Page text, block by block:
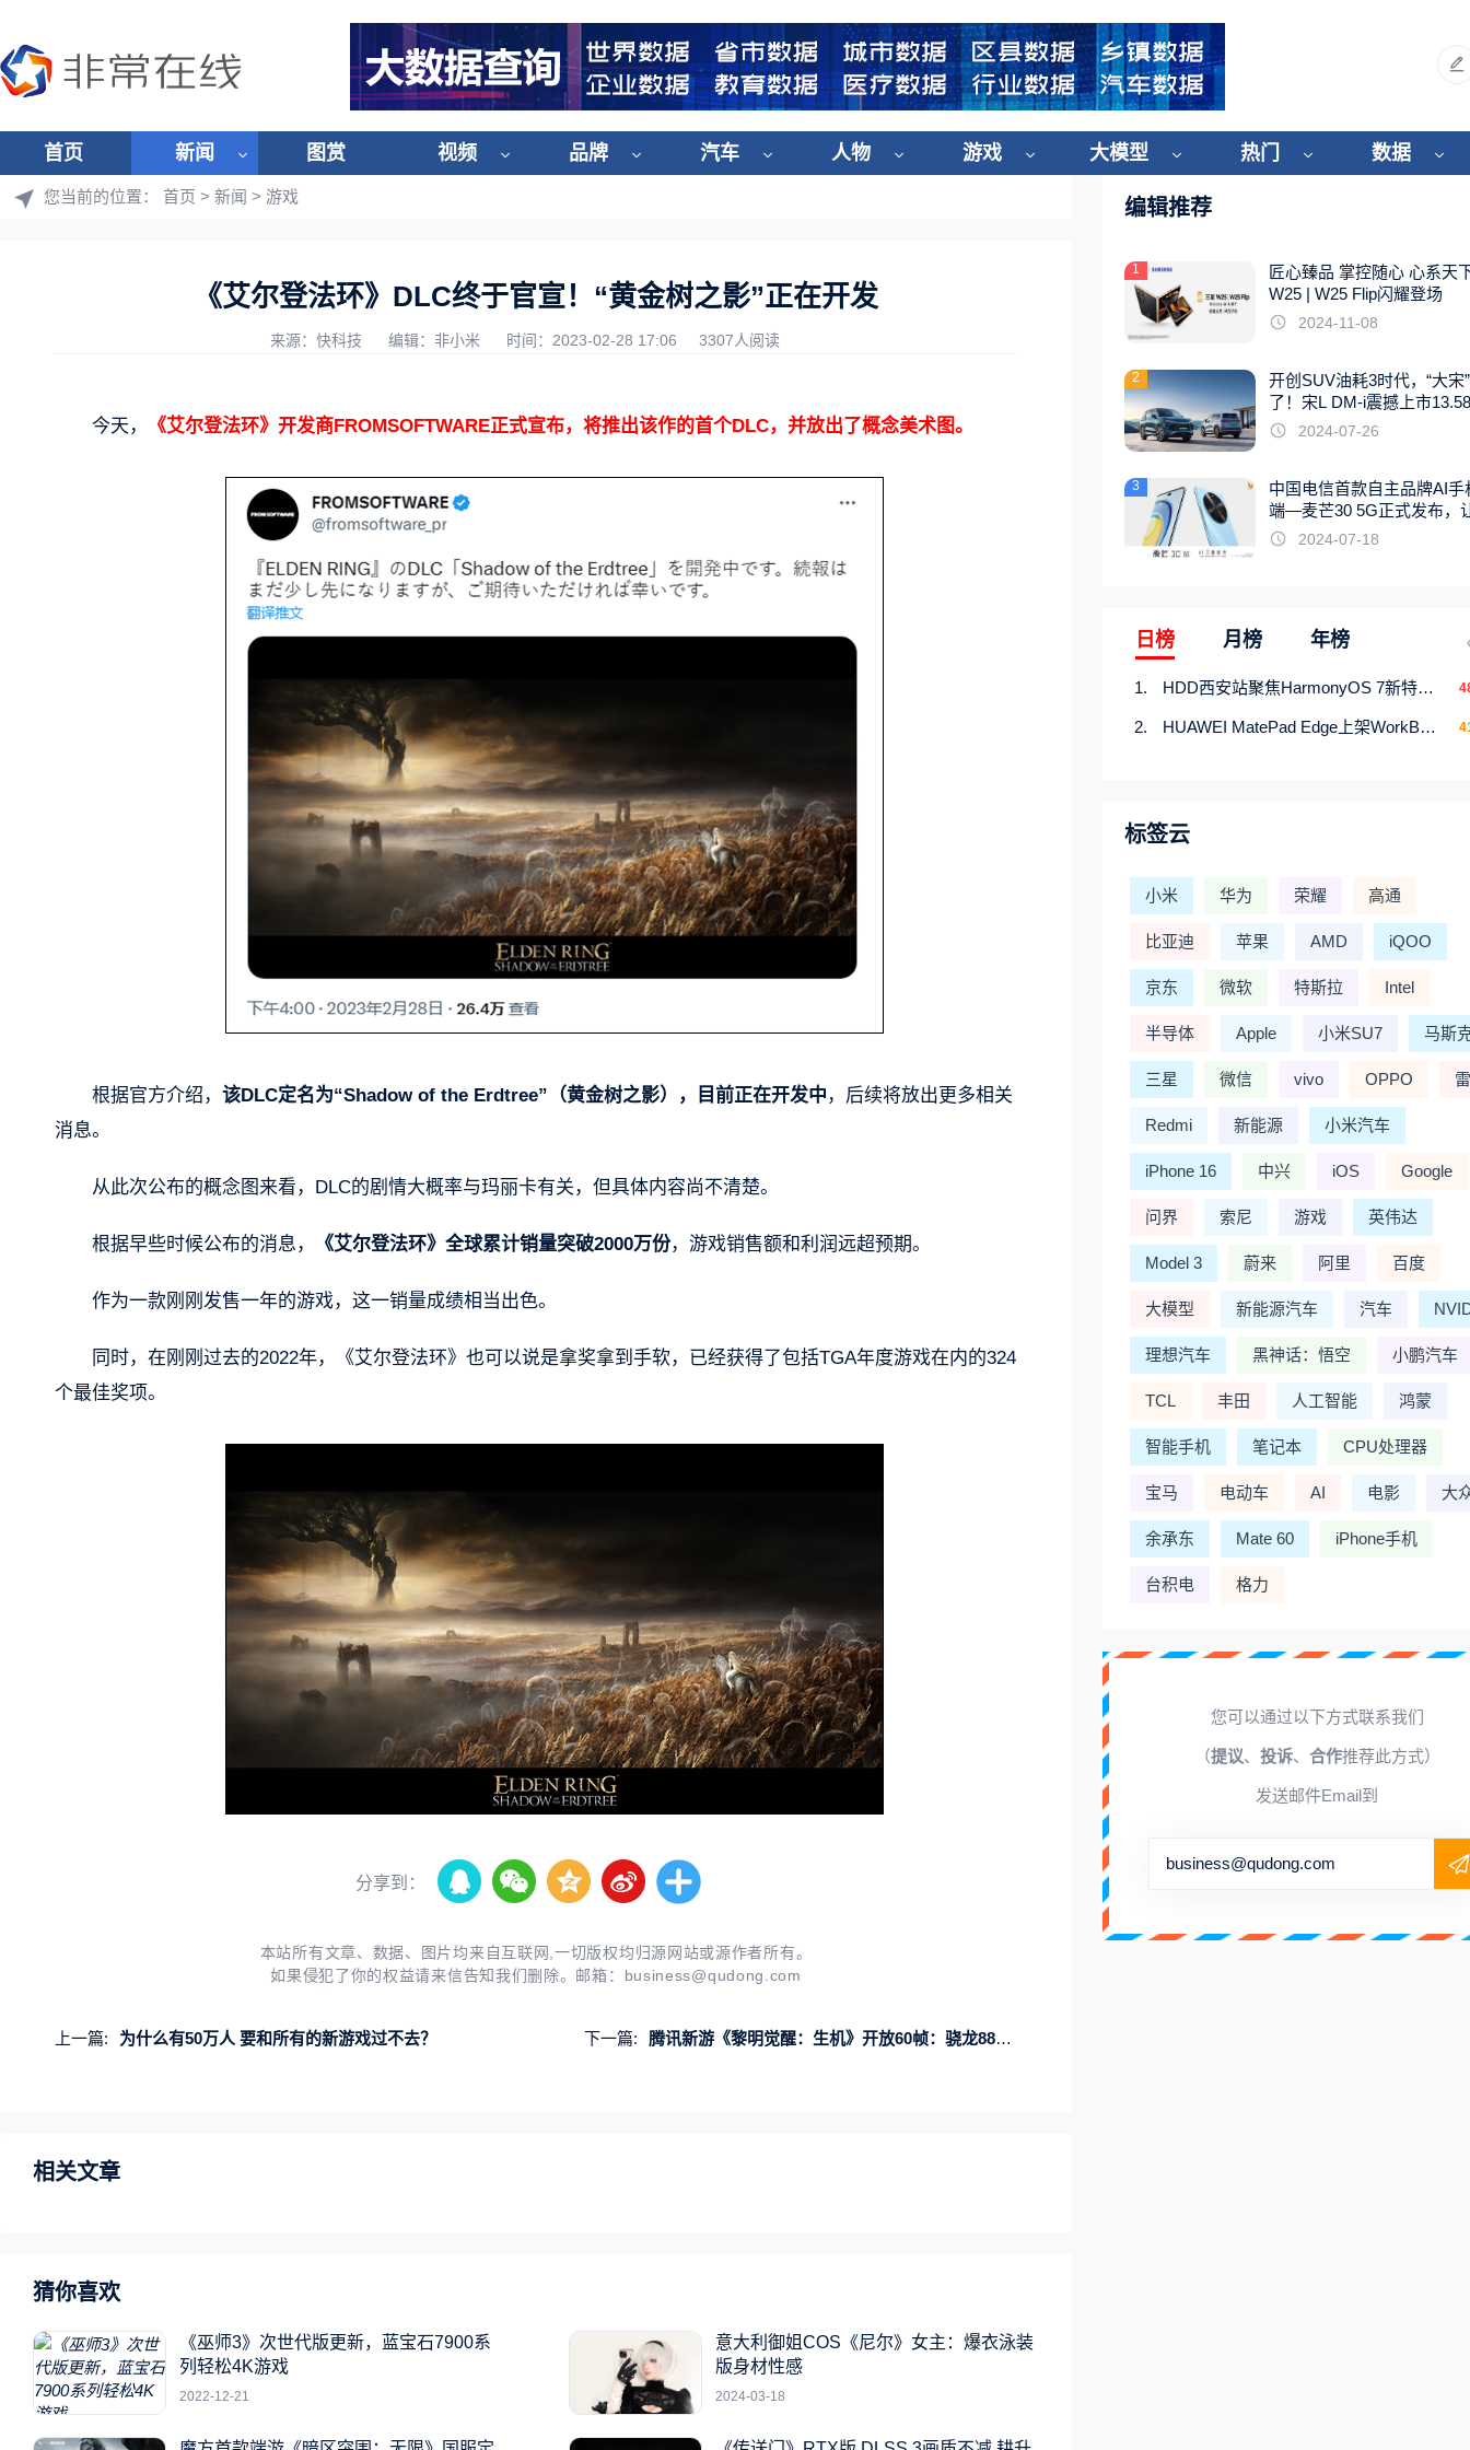
首页 新闻 图赏 视频 品牌 汽车 人物 游戏 大模型 热门 数据
您当前的位置： 首页 > 新闻 > 游戏
《艾尔登法环》DLC终于官宣！“黄金树之影”正在开发
来源：快科技 编辑：非小米 时间：2023-02-28 17:06 3307人阅读
今天， 《艾尔登法环》开发商FROMSOFTWARE正式宣布，将推出该作的首个DLC，并放出了概念美术图。
根据官方介绍， 该DLC定名为“Shadow of the Erdtree”（黄金树之影），目前正在开发中 ，后续将放出更多相关
消息。
从此次公布的概念图来看，DLC的剧情大概率与玛丽卡有关，但具体内容尚不清楚。
根据早些时候公布的消息， 《艾尔登法环》全球累计销量突破2000万份，游戏销售额和利润远超预期。
作为一款刚刚发售一年的游戏，这一销量成绩相当出色。
同时，在刚刚过去的2022年，《艾尔登法环》也可以说是拿奖拿到手软，已经获得了包括TGA年度游戏在内的324
个最佳奖项。
分享到：
本站所有文章、数据、图片均来自互联网,一切版权均归源网站或源作者所有。
如果侵犯了你的权益请来信告知我们删除。邮箱： business@qudong.com
上一篇: 为什么有50万人 要和所有的新游戏过不去？ 下一篇: 腾讯新游《黎明觉醒：生机》开放60帧：骁龙888、iPhone 13以上都能开
相关文章
猜你喜欢
《巫师3》次世代版更新，蓝宝石7900系
列轻松4K游戏
2022-12-21
意大利御姐COS《尼尔》女主：爆衣泳装
版身材性感
2024-03-18
编辑推荐
1
匠心臻品 掌控随心 心系天
W25 | W25 Flip闪耀登场
2024-11-08
2
开创SUV油耗3时代，“大宋
了！宋L DM-i震撼上市
起
2024-07-26
3
中国电信首款自主品牌AI手
端—麦芒30 5G正式发布，
触手可及2024-07-18
日榜 月榜 年榜
HDD西安站聚焦HarmonyOS 7新特性，解锁从互联到智能的应用开发新范式
HUAWEI MatePad Edge上架WorkBuddy鸿蒙PC版，说话就能干活的AI办公搭子
标签云
小米 华为 荣耀 高通
比亚迪 苹果 AMD iQOO
京东 微软 特斯拉 Intel
半导体 Apple 小米SU7 马斯
三星 微信 vivo OPPO
Redmi 新能源 小米汽车
iPhone 16 中兴 iOS Google
问界 索尼 游戏 英伟达
Model 3 蔚来 阿里 百度
大模型 新能源汽车 汽车
理想汽车 黑神话：悟空 小鹏汽车
TCL 丰田 人工智能 鸿蒙
智能手机 笔记本 CPU处理器
宝马 电动车 AI 电影 大
余承东 Mate 60 iPhone手机
台积电 格力
您可以通过以下方式联系我们
（提议、 投诉、 合作推荐此方式）
发送邮件Email到
business@qudong.com